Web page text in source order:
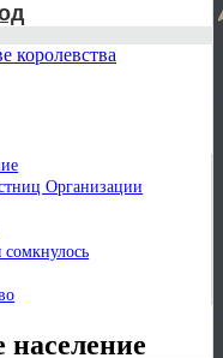
Организации